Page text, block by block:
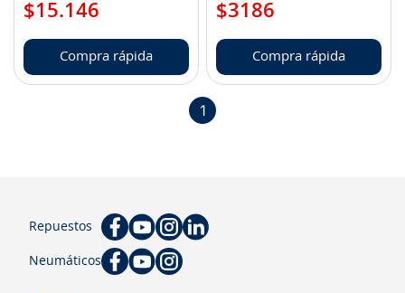
$15.146
Compra rápida
$3186
Compra rápida
1
Repuestos
Neumáticos